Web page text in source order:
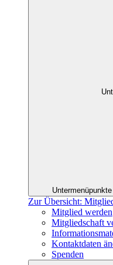
Zur Übersicht:
Mitglied werden
Mitgliedschaft
Kontaktdaten
Spenden